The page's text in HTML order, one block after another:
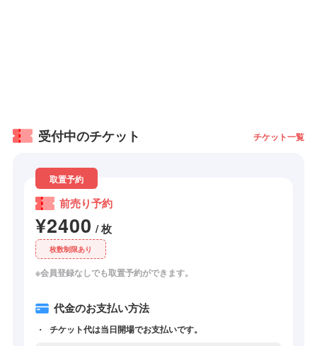
受付中のチケット チケット一覧
取置予約
前売り予約
¥2400 / 枚
枚数制限あり
※会員登録なしでも取置予約ができます。
代金のお支払い方法
チケット代は当日開場でお支払いです。